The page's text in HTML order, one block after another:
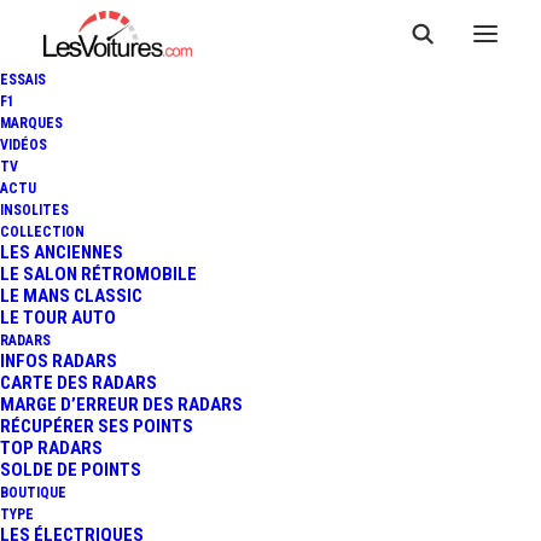
ESSAIS
F1
MARQUES
VIDÉOS
TV
ACTU
INSOLITES
COLLECTION
LES ANCIENNES
LE SALON RÉTROMOBILE
LE MANS CLASSIC
LE TOUR AUTO
RADARS
INFOS RADARS
CARTE DES RADARS
MARGE D’ERREUR DES RADARS
RÉCUPÉRER SES POINTS
TOP RADARS
SOLDE DE POINTS
BOUTIQUE
TYPE
LES ÉLECTRIQUES
6 juin 2013
24 HEURES DU MANS